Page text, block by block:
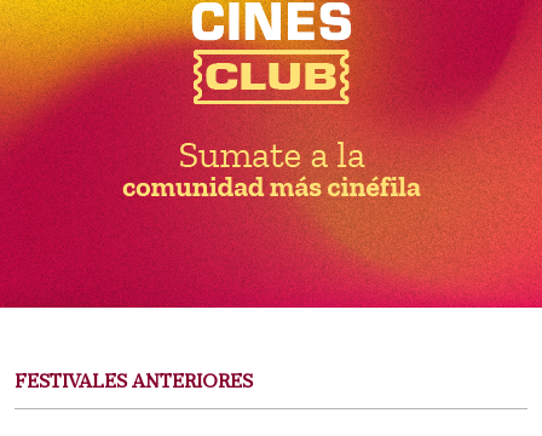
FESTIVALES ANTERIORES